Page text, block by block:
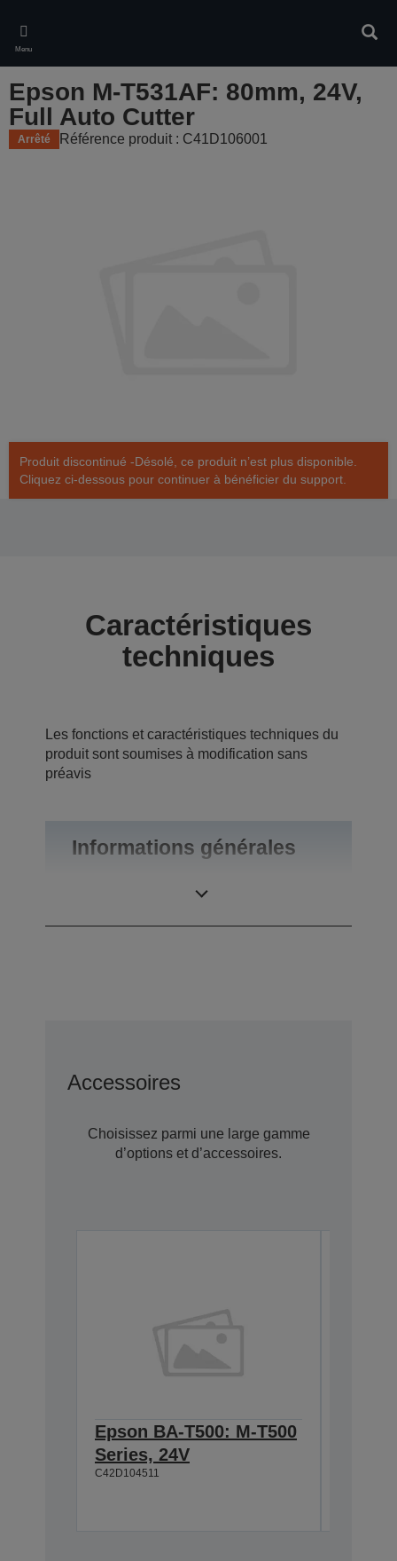
main
content
Menu
Epson M-T531AF: 80mm, 24V,
Full Auto Cutter
Arrêté Référence produit : C41D106001
Produit discontinué -Désolé, ce produit n’est plus disponible.
Cliquez ci-dessous pour continuer à bénéficier du support.
Caractéristiques
techniques
Les fonctions et caractéristiques techniques du
produit sont soumises à modification sans
préavis
Informations générales
Accessoires
Choisissez parmi une large gamme
d’options et d’accessoires.
Epson BA-T500: M-T500
Series, 24V
C42D104511